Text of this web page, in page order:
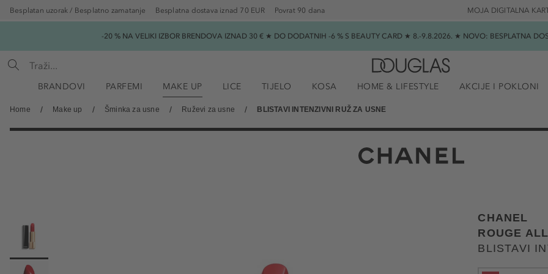
Besplatan uzorak / Besplatno zamatanje Besplatna dostava iznad 70 EUR Povrat 90 dana MOJA DIGITALNA
-20 % NA VELIKI IZBOR BRENDOVA IZNAD 30 € ★ DO DODATNIH -6 % S BEAUTY CARD ★ 8.-9.8.2026. ★ NOVO: BESPLATNA
BRANDOVI PARFEMI MAKE UP LICE TIJELO KOSA HOME & LIFESTYLE AKCIJE I POKLONI
Home Make up Šminka za usne Ruževi za usne BLISTAVI INTENZIVNI RUŽ ZA USNE
CHANEL
ROUGE
BLISTAVI